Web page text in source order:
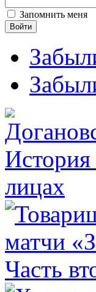
Запомнить меня